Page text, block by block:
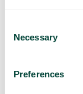
Selection
Necessary
Preferences
undvika höga
läsa mer.